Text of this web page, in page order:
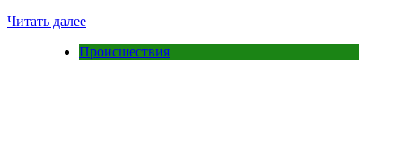
Читать далее
Происшествия